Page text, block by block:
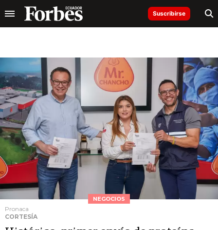
Suscribirse
NEGOCIOS
Pronaca
CORTESÍA